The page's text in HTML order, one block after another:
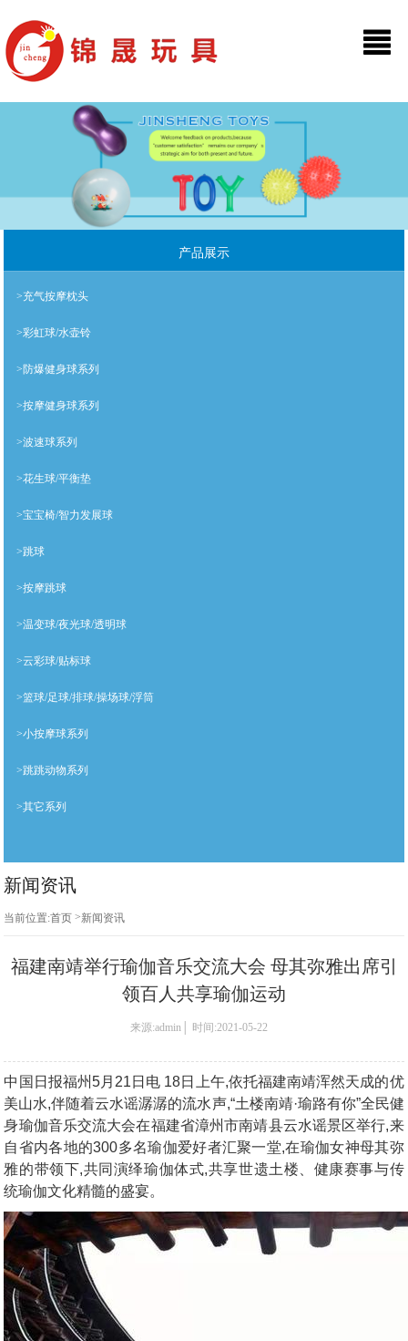
产品展示
>充气按摩枕头
>彩虹球/水壶铃
>防爆健身球系列
>按摩健身球系列
>波速球系列
>花生球/平衡垫
>宝宝椅/智力发展球
>跳球
>按摩跳球
>温变球/夜光球/透明球
>云彩球/贴标球
>篮球/足球/排球/操场球/浮筒
>小按摩球系列
>跳跳动物系列
>其它系列
新闻资讯
当前位置:首页 >新闻资讯
福建南靖举行瑜伽音乐交流大会 母其弥雅出席引
领百人共享瑜伽运动
来源:admin│ 时间:2021-05-22
中国日报福州5月21日电 18日上午,依托福建南靖浑然天成的优
美山水,伴随着云水谣潺潺的流水声,“土楼南靖·瑜路有你”全民健
身瑜伽音乐交流大会在福建省漳州市南靖县云水谣景区举行,来
自省内各地的300多名瑜伽爱好者汇聚一堂,在瑜伽女神母其弥
雅的带领下,共同演绎瑜伽体式,共享世遗土楼、健康赛事与传
统瑜伽文化精髓的盛宴。